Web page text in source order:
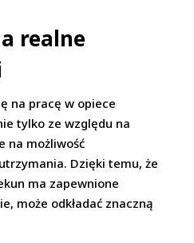
realne
na pracę w opiece
tylko ze względu na
na możliwość
Dzięki temu, że
ma zapewnione
może odkładać znaczną